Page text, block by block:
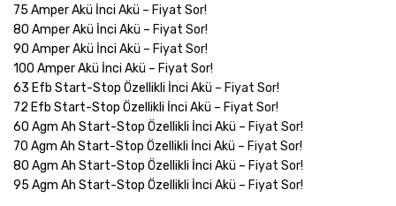
75 Amper Akü İnci Akü – Fiyat Sor!
80 Amper Akü İnci Akü – Fiyat Sor!
90 Amper Akü İnci Akü – Fiyat Sor!
100 Amper Akü İnci Akü – Fiyat Sor!
63 Efb Start-Stop Özellikli İnci Akü – Fiyat Sor!
72 Efb Start-Stop Özellikli İnci Akü – Fiyat Sor!
60 Agm Ah Start-Stop Özellikli İnci Akü – Fiyat Sor!
70 Agm Ah Start-Stop Özellikli İnci Akü – Fiyat Sor!
80 Agm Ah Start-Stop Özellikli İnci Akü – Fiyat Sor!
95 Agm Ah Start-Stop Özellikli İnci Akü – Fiyat Sor!